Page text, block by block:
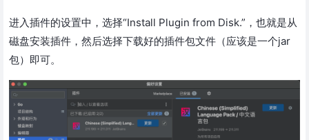
进入插件的设置中，选择“Install Plugin from Disk.”，也就是从
磁盘安装插件，然后选择下载好的插件包文件（应该是一个jar
包）即可。